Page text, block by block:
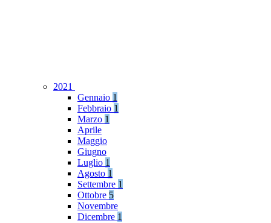
2021
Gennaio 1
Febbraio 1
Marzo 1
Aprile
Maggio
Giugno
Luglio 1
Agosto 1
Settembre 1
Ottobre 5
Novembre
Dicembre 1